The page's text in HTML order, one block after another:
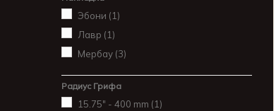
Эбони (1)
Лавр (1)
Мербау (3)
Радиус Грифа
15.75" - 400 mm (1)